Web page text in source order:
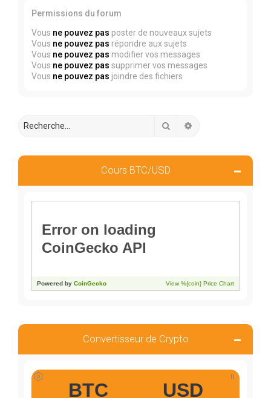
Permissions du forum
Vous ne pouvez pas poster de nouveaux sujets
Vous ne pouvez pas répondre aux sujets
Vous ne pouvez pas modifier vos messages
Vous ne pouvez pas supprimer vos messages
Vous ne pouvez pas joindre des fichiers
Rechercher
Cours BTC/USD
Convertisseur de Crypto